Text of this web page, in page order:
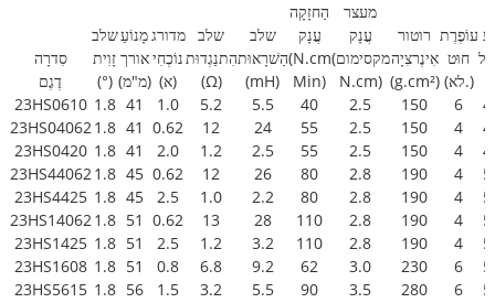
סִדרָה
דֶגֶם
שלב
זָוִית
(°)
מָנוֹעַ
אורך
(מ"מ)
מדורג
נוֹכְחִי
(א)
שלב
הִתנַגְדוּת
(Ω)
שלב
הַשׁרָאוּת
(mH)
הַחזָקָה
עֲנָק
(N.cm
Min)
מעצר
עֲנָק
(מקסימום
N.cm)
רוטור
אִינֶרצִיָה
(g.cm²)
עוֹפֶרֶת
חוּט
(לא.)
23HS0610 1.8 41 1.0 5.2 5.5 40 2.5 150 6
23HS040621.8 41 0.62 12 24 55 2.5 150 4
23HS0420 1.8 41 2.0 1.2 2.5 55 2.5 150 4
23HS440621.8 45 0.62 12 26 80 2.8 190 4
23HS4425 1.8 45 2.5 1.0 2.2 80 2.8 190 4
23HS140621.8 51 0.62 13 28 110 2.8 190 4
23HS1425 1.8 51 2.5 1.2 3.2 110 2.8 190 4
23HS1608 1.8 51 0.8 6.8 9.2 62 3.0 230 6
23HS5615 1.8 56 1.5 3.2 5.5 90 3.5 280 6